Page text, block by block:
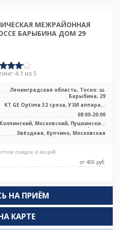
МЕЖРАЙОННАЯ
БАРЫБИНА ДОМ 29
4.1 из 5
Ленинградская область, Тосно: ш.
Барыбина, 29
КТ GE Optima 32 среза, УЗИ аппарат,
08:00-20:00
Колпинский, Московский, Пушкинский,
Лен. область
Звёздная, Купчино, Московская
скидок и акций
от 400 pуб.
НА ПРИЁМ
КАРТЕ